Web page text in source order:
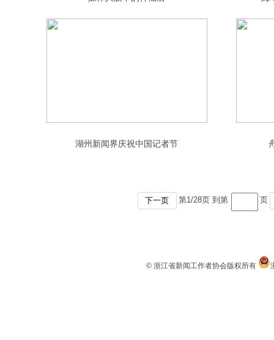
湖州新闻界庆祝中国记者节
下一页 第1/28页 到第 页
© 浙江省新闻工作者协会版权所有